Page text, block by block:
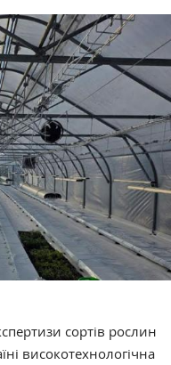
сортів рослин
високотехнологічна